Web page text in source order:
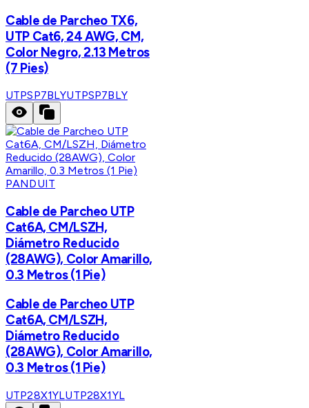
Cable de Parcheo TX6,
UTP Cat6, 24 AWG, CM,
Color Negro, 2.13 Metros
(7 Pies)
UTPSP7BLYUTPSP7BLY
PANDUIT
Cable de Parcheo UTP
Cat6A, CM/LSZH,
Diámetro Reducido
(28AWG), Color Amarillo,
0.3 Metros (1 Pie)
Cable de Parcheo UTP
Cat6A, CM/LSZH,
Diámetro Reducido
(28AWG), Color Amarillo,
0.3 Metros (1 Pie)
UTP28X1YLUTP28X1YL